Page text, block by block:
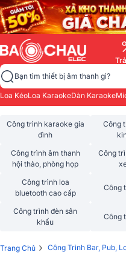
Bạn tìm thiết bị âm thanh gì?
Loa KéoLoa KaraokeDàn Karaoke
Công trình karaoke gia
đình
Công
Công trình âm thanh
hội thảo, phòng họp
Công
Công trình loa
bluetooth cao cấp
Công
Công trình đèn sân
khấu
Công
Trang Chủ › Công Trình Bar, Pub,